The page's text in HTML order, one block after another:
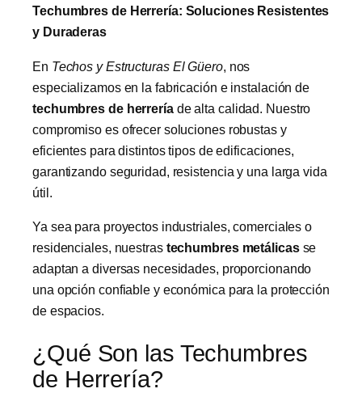
Techumbres de Herrería: Soluciones Resistentes
y Duraderas
En Techos y Estructuras El Güero, nos
especializamos en la fabricación e instalación de
techumbres de herreríade alta calidad. Nuestro
compromiso es ofrecer soluciones robustas y
eficientes para distintos tipos de edificaciones,
garantizando seguridad, resistencia y una larga vida
útil.
Ya sea para proyectos industriales, comerciales o
residenciales, nuestras techumbres metálicasse
adaptan a diversas necesidades, proporcionando
una opción confiable y económica para la protección
de espacios.
¿Qué Son las Techumbres
de Herrería?